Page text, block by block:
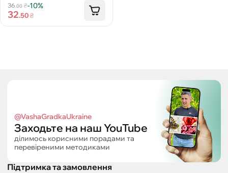
36.00₴-10%
32.50₴
@VashaGradkaUkraine
Заходьте на наш YouTube
ділимось корисними порадами та
перевіреними методиками
Підтримка та замовлення